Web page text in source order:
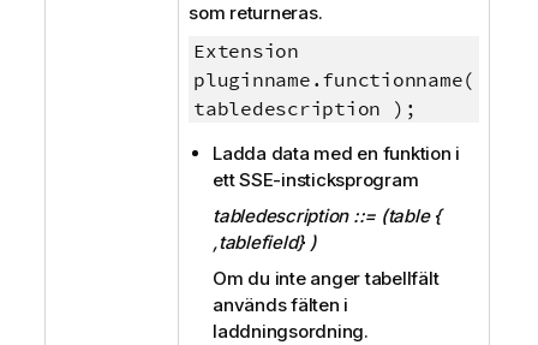
som returneras.
Extension
pluginname.functionname(
tabledescription );
Ladda data med en funktion i
ett SSE-insticksprogram
tabledescription ::= (table {
,tablefield} )
Om du inte anger tabellfält
används fälten i
laddningsordning.